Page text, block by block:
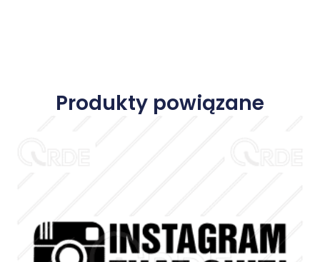
Produkty powiązane